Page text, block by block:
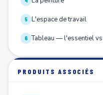
5 L'espace de travail
6 Tableau — l'essentiel
PRODUITS ASSOCIÉS